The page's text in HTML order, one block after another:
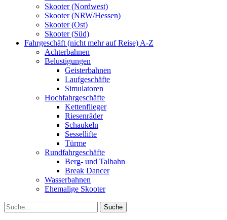
Skooter (Nordwest)
Skooter (NRW/Hessen)
Skooter (Ost)
Skooter (Süd)
Fahrgeschäft (nicht mehr auf Reise) A-Z
Achterbahnen
Belustigungen
Geisterbahnen
Laufgeschäfte
Simulatoren
Hochfahrgeschäfte
Kettenflieger
Riesenräder
Schaukeln
Sessellifte
Türme
Rundfahrgeschäfte
Berg- und Talbahn
Break Dancer
Wasserbahnen
Ehemalige Skooter